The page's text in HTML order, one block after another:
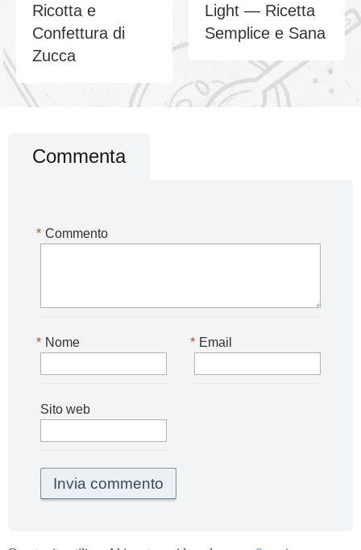
Ricotta e
Confettura di
Zucca
Light — Ricetta
Semplice e Sana
Commenta
Commento
*
Nome
* Email
*
Sito web